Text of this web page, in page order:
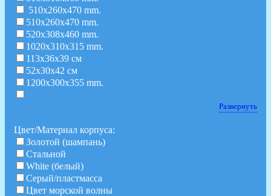
510x260x470 mm.
510x260x470 mm.
520x308x460 mm.
1020x310x315 mm.
113х36х39 см
52х30х42 см
1200x300x355 mm.
Развернуть
Цвет/Материал корпуса:
Золотой (шампань)
Стальной
White (белый)
Серый/пластмасса
Цвет морской волны